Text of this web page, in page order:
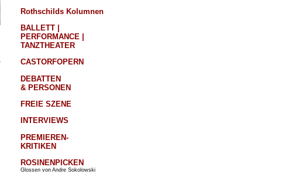
Rothschilds Kolumnen
BALLETT |
PERFORMANCE |
TANZTHEATER
CASTORFOPERN
DEBATTEN
& PERSONEN
FREIE SZENE
INTERVIEWS
PREMIEREN-
KRITIKEN
ROSINENPICKEN
Glossen von Andre Sokolowski